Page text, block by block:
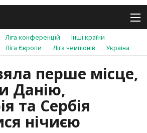
Ліга конференцій
Інші країни
Ліга Європи Ліга чемпіонів Україна
перше місце,
Данію,
та Сербія
нічиєю